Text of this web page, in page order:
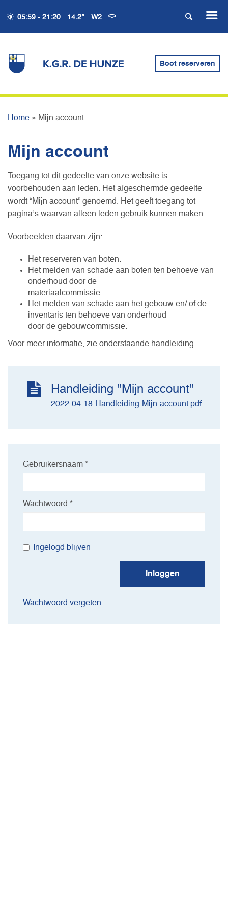
05:59 - 21:20 14.2° W2
Boot reserveren
Home » Mijn account
Mijn account
Toegang tot dit gedeelte van onze website is
voorbehouden aan leden. Het afgeschermde gedeelte
wordt “Mijn account” genoemd. Het geeft toegang tot
pagina’s waarvan alleen leden gebruik kunnen maken.
Voorbeelden daarvan zijn:
Het reserveren van boten.
Het melden van schade aan boten ten behoeve van
onderhoud door de
materiaalcommissie.
Het melden van schade aan het gebouw en/ of de
inventaris ten behoeve van onderhoud
door de gebouwcommissie.
Voor meer informatie, zie onderstaande handleiding.
Handleiding "Mijn account"
2022-04-18-Handleiding-Mijn-account.pdf
Gebruikersnaam *
Wachtwoord *
Ingelogd blijven
Inloggen
Wachtwoord vergeten